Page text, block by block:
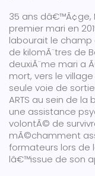
35 ans dâ€™Ã¢ge,
premier mari en
labourait le champ
de kilomÃ¨tres de
deuxiÃ¨me mari a
mort, vers le
seule voie de
ARTS au sein de la
une assistance
volontÃ© de
mÃ©chamment
formateurs lors de
lâ€™issue de son